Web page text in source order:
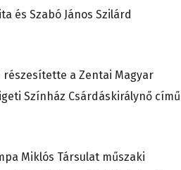
és Szabó János Szilárd
a Zentai Magyar
Színház Csárdáskirálynő című
Miklós Társulat műszaki